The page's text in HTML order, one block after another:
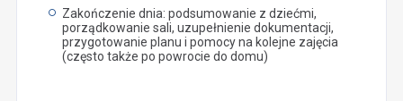
Zakończenie dnia: podsumowanie z dziećmi,
porządkowanie sali, uzupełnienie dokumentacji,
przygotowanie planu i pomocy na kolejne zajęcia
(często także po powrocie do domu)